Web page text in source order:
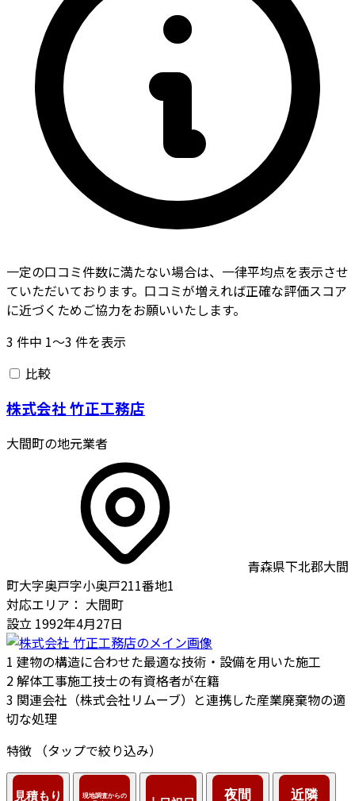
一定の口コミ件数に満たない場合は、一律平均点を表示させ
ていただいております。口コミが増えれば正確な評価スコア
に近づくためご協力をお願いいたします。
3 件中 1〜3 件を表示
比較
株式会社 竹正工務店
大間町の地元業者
青森県下北郡大間
町大字奥戸字小奥戸211番地1
対応エリア： 大間町
設立 1992年4月27日
1 建物の構造に合わせた最適な技術・設備を用いた施工
2解体工事施工技士の有資格者が在籍
3 関連会社（株式会社リムーブ）と連携した産業廃棄物の適
切な処理
特徴
（タップで絞り込み）